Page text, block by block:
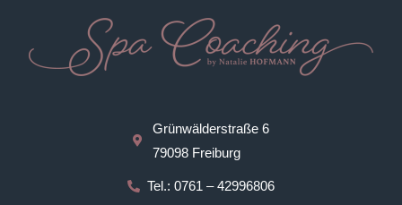
Grünwälderstraße 6
79098 Freiburg
Tel.: 0761 – 42996806